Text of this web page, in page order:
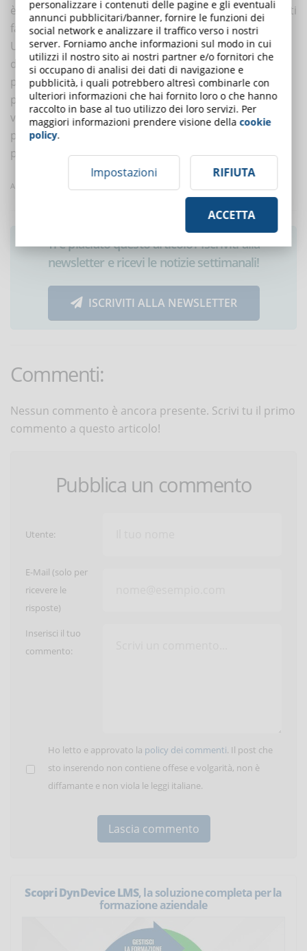
è possibile passare ai moduli successivi, e dei contenuti
facoltativi che lo studente può scegliere in libertà.
Un corso online personalizzato permette agli studenti
di scegliere quale contenuto formativo consumare
portando a benefici in termini di coinvolgimento e
prestazioni lavorative. Per non rinunciare a questi
vantaggi si può adottare un approccio ibrido che
preveda dei contenuti standardizzati e dei contenuti
personalizzati.
Articolo tratto da elearninglearning
Ti è piaciuto questo articolo? Iscriviti alla
newsletter e ricevi le notizie settimanali!
ISCRIVITI ALLA NEWSLETTER
Commenti:
Nessun commento è ancora presente. Scrivi tu il primo
commento a questo articolo!
Pubblica un commento
Utente:
E-Mail (solo per
ricevere le
risposte)
Inserisci il tuo
commento:
Ho letto e approvato la policy dei commenti. Il post che
sto inserendo non contiene offese e volgarità, non è
diffamante e non viola le leggi italiane.
Scopri DynDevice LMS, la soluzione completa per la
formazione aziendale
personalizzare i contenuti delle pagine e gli eventuali
annunci pubblicitari/banner, fornire le funzioni dei
social network e analizzare il traffico verso i nostri
server. Forniamo anche informazioni sul modo in cui
utilizzi il nostro sito ai nostri partner e/o fornitori che
si occupano di analisi dei dati di navigazione e
pubblicità, i quali potrebbero altresì combinarle con
ulteriori informazioni che hai fornito loro o che hanno
raccolto in base al tuo utilizzo dei loro servizi. Per
maggiori informazioni prendere visione dellacookie
policy.
Impostazioni RIFIUTA
ACCETTA